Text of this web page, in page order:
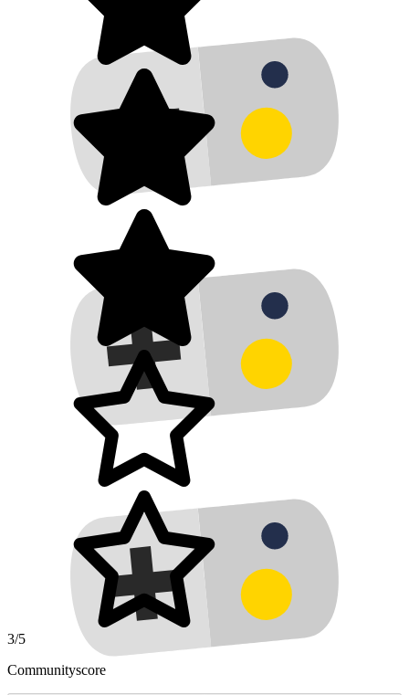
3/5
Communityscore